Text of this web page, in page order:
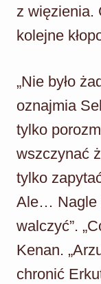
z więzienia.
kolejne
„Nie było
oznajmia
tylko
wszczynać
tylko
Ale… Nagle
walczyć”.
Kenan.
chronić